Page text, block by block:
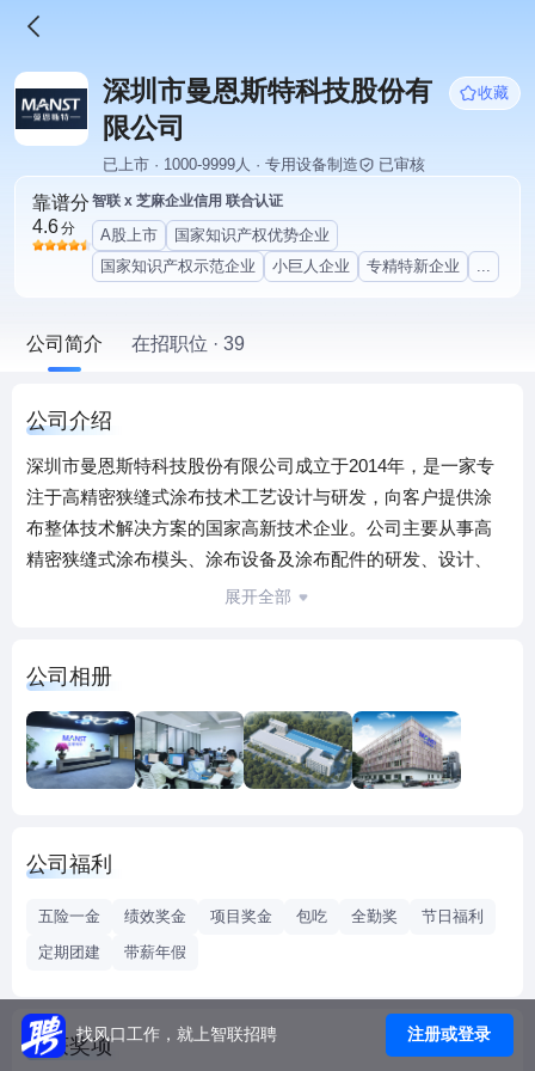
深圳市曼恩斯特科技股份有
限公司
收藏
已上市 · 1000-9999人 · 专用设备制造 已审核
靠谱分
4.6分
智联 x 芝麻企业信用 联合认证
A股上市
国家知识产权优势企业
国家知识产权示范企业
小巨人企业 专精特新企业 ...
公司简介 在招职位 · 39
公司介绍
深圳市曼恩斯特科技股份有限公司成立于2014年，是一家专
注于高精密狭缝式涂布技术工艺设计与研发，向客户提供涂
布整体技术解决方案的国家高新技术企业。公司主要从事高
精密狭缝式涂布模头、涂布设备及涂布配件的研发、设计、
持续投入，实现了高精密狭缝式涂布模头生产及销售的规模
化。公司推出的高精密狭缝式涂布模头的定制化服务，能满
足不同客户的多样化需求，并且凭借先进的技术研发能力、
高水平的生产工艺、稳定的产品质量以及完善的产品体系，
实现高精密狭缝式涂布模头产品的进口替代。
19%、21%和26%，本土企业行业连续三年排名第一，且市场
今年以来，随着欧洲和北美地区逐渐成为电动汽车新兴增量
市场，海外动力电池制造也将扩大对涂布设备的需求。目
展开全部
公司相册
公司福利
五险一金 绩效奖金 项目奖金 包吃 全勤奖
节日福利
定期团建
带薪年假
荣获奖项找风口工作，就上智联招聘 注册或登录